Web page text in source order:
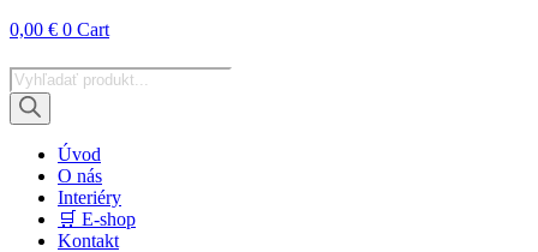
0,00 € 0 Cart
Products
search
Úvod
O nás
Interiéry
🛒 E-shop
Kontakt